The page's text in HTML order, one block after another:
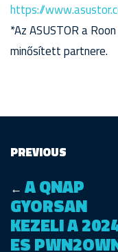
https://
*Az ASUSTOR a
minősített partnere.
PREVIOUS
← A QNAP
GYORSAN
KEZELI A
ES